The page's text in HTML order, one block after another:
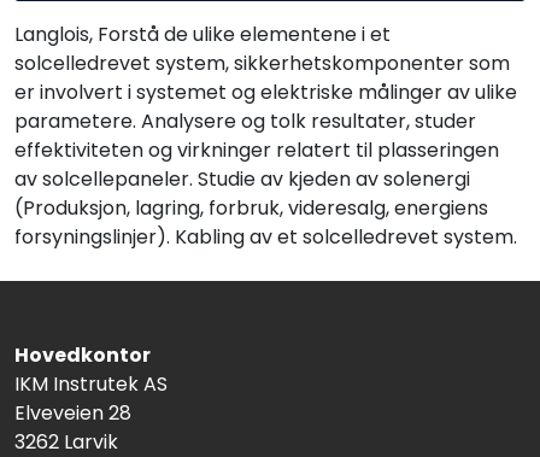
Langlois, Forstå de ulike elementene i et
solcelledrevet system, sikkerhetskomponenter som
er involvert i systemet og elektriske målinger av ulike
parametere. Analysere og tolk resultater, studer
effektiviteten og virkninger relatert til plasseringen
av solcellepaneler. Studie av kjeden av solenergi
(Produksjon, lagring, forbruk, videresalg, energiens
forsyningslinjer). Kabling av et solcelledrevet system.
Hovedkontor
IKM Instrutek AS
Elveveien 28
3262 Larvik